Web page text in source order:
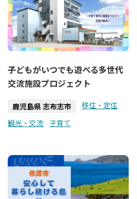
子どもがいつでも遊べる多世代
交流施設プロジェクト
鹿児島県 志布志市
移住・定住
観光・交流
子育て